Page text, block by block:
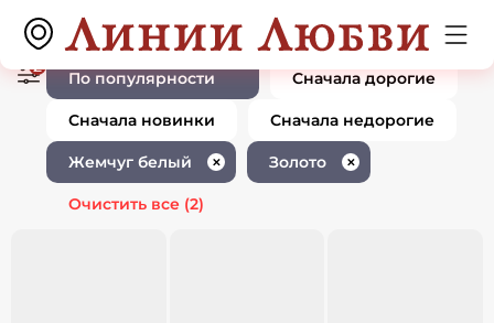
Ювелирные изделия с белым
жемчугом золото
0 товаров
2
По популярности Сначала дорогие
Сначала новинки Сначала недорогие
Жемчуг белый ✕ Золото ✕
Очистить все (2)